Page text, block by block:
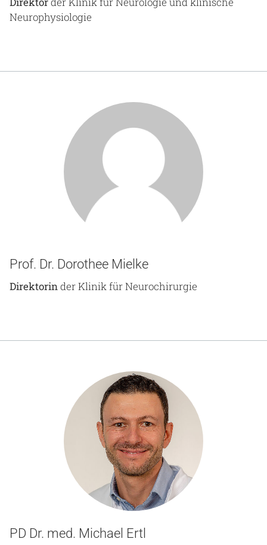
Neurophysiologie
Prof. Dr. Dorothee Mielke
Direktorinder Klinik für Neurochirurgie
PD Dr. med. Michael Ertl